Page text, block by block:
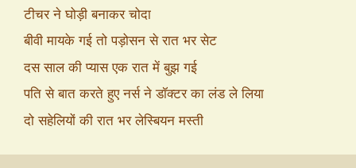
टीचर ने घोड़ी बनाकर चोदा
बीवी मायके गई तो पड़ोसन से रात भर सेट
दस साल की प्यास एक रात में बुझ गई
पति से बात करते हुए नर्स ने डॉक्टर का लंड ले लिया
दो सहेलियों की रात भर लेस्बियन मस्ती